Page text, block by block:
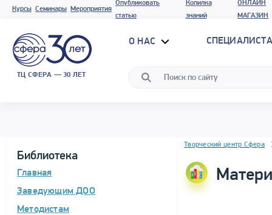
Курсы Семинары Мероприятия
Опубликовать
статью
Копилка
знаний
ОНЛАЙН
МАГАЗИН
ТЦ СФЕРА — 30 ЛЕТ
О НАС
Библиотека
Главная
Заведующим ДОО
Методистам
Блок новостей
Творческий центр Сфера